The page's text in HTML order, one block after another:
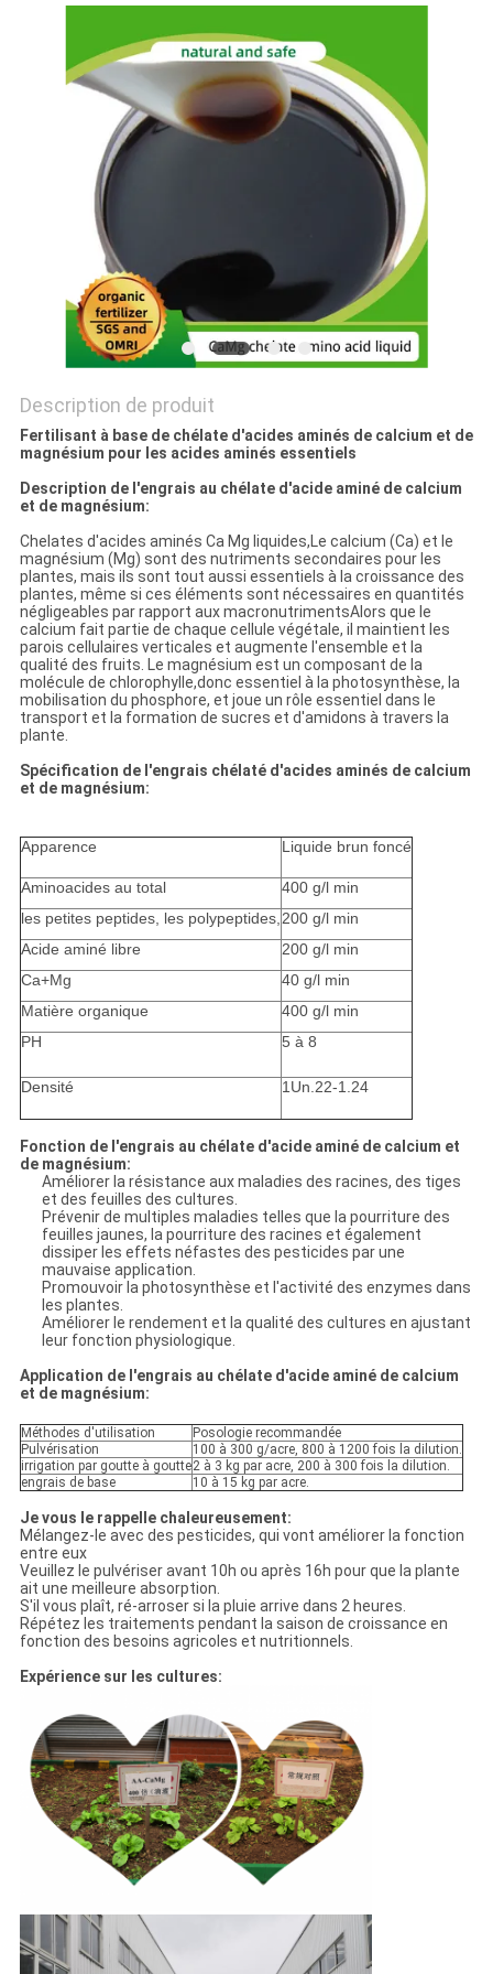
POLITIQUE
CONFIDENTIALITÉ
Description de produit
Fertilisant à base de chélate d'acides aminés de calcium et de
magnésium pour les acides aminés essentiels
Description de l'engrais au chélate d'acide aminé de calcium
et de magnésium:
Chelates d'acides aminés Ca Mg liquides,Le calcium (Ca) et le
magnésium (Mg) sont des nutriments secondaires pour les
plantes, mais ils sont tout aussi essentiels à la croissance des
plantes, même si ces éléments sont nécessaires en quantités
négligeables par rapport aux macronutrimentsAlors que le
calcium fait partie de chaque cellule végétale, il maintient les
parois cellulaires verticales et augmente l'ensemble et la
qualité des fruits. Le magnésium est un composant de la
molécule de chlorophylle,donc essentiel à la photosynthèse, la
mobilisation du phosphore, et joue un rôle essentiel dans le
transport et la formation de sucres et d'amidons à travers la
plante.
Spécification de l'engrais chélaté d'acides aminés de calcium
et de magnésium:
Apparence Liquide brun foncé
Aminoacides au total
400 g/l min
les petites peptides, les polypeptides,200 g/l min
Acide aminé libre
200 g/l min
Ca+Mg
40 g/l min
Matière organique
400 g/l min
PH
5 à 8
Densité 1Un.22-1.24
Fonction de l'engrais au chélate d'acide aminé de calcium et
de magnésium:
Améliorer la résistance aux maladies des racines, des tiges
et des feuilles des cultures.
Prévenir de multiples maladies telles que la pourriture des
feuilles jaunes, la pourriture des racines et également
dissiper les effets néfastes des pesticides par une
mauvaise application.
Promouvoir la photosynthèse et l'activité des enzymes dans
les plantes.
Améliorer le rendement et la qualité des cultures en ajustant
leur fonction physiologique.
Application de l'engrais au chélate d'acide aminé de calcium
et de magnésium:
Méthodes d'utilisation
Posologie recommandée
Pulvérisation
100 à 300 g/acre, 800 à 1200 fois la dilution.
irrigation par goutte à goutte2 à 3 kg par acre, 200 à 300 fois la dilution.
engrais de base
10 à 15 kg par acre.
Je vous le rappelle chaleureusement:
Mélangez-le avec des pesticides, qui vont améliorer la fonction
entre eux
Veuillez le pulvériser avant 10h ou après 16h pour que la plante
ait une meilleure absorption.
S'il vous plaît, ré-arroser si la pluie arrive dans 2 heures.
Répétez les traitements pendant la saison de croissance en
fonction des besoins agricoles et nutritionnels.
Expérience sur les cultures: